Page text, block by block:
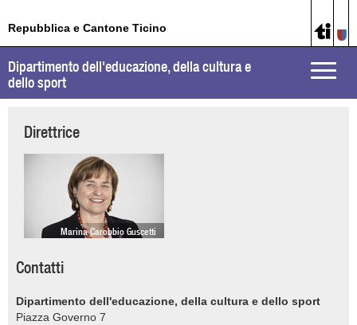
Repubblica e Cantone Ticino
Toggle
Dipartimento dell'educazione, della cultura e
dello sport
Direttrice
Marina Carobbio Guscetti
Contatti
Dipartimento dell'educazione, della cultura e dello sport
Piazza Governo 7